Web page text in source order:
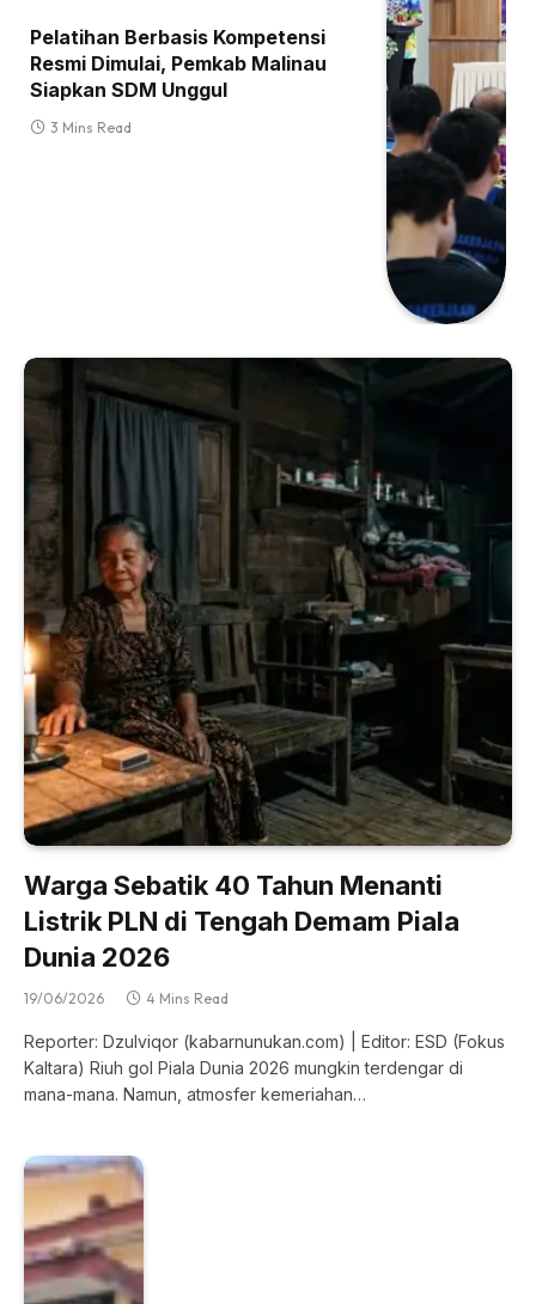
Pelatihan Berbasis Kompetensi
Resmi Dimulai, Pemkab Malinau
Siapkan SDM Unggul
3 Mins Read
Warga Sebatik 40 Tahun Menanti
Listrik PLN di Tengah Demam Piala
Dunia 2026
19/06/2026 4 Mins Read
Reporter: Dzulviqor (kabarnunukan.com) | Editor: ESD (Fokus
Kaltara) Riuh gol Piala Dunia 2026 mungkin terdengar di
mana-mana. Namun, atmosfer kemeriahan…